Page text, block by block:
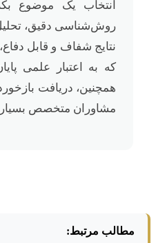
انتخاب یک موضوع
روش‌شناسی دقیق،
نتایج شفاف و قابل
که به اعتبار علمی
همچنین، دریافت
مشاوران متخصص
مطالب مرتبط: